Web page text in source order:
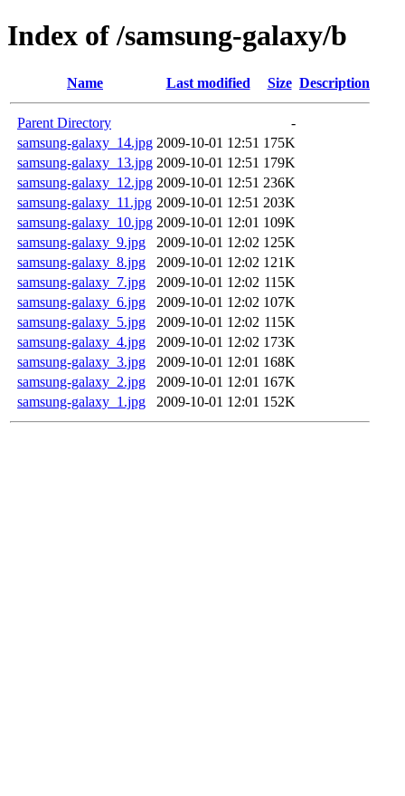
Index of /samsung-galaxy/b
Name Last modified Size Description
Parent Directory
-
samsung-galaxy_14.jpg 2009-10-01 12:51 175K
samsung-galaxy_13.jpg 2009-10-01 12:51 179K
samsung-galaxy_12.jpg 2009-10-01 12:51 236K
samsung-galaxy_11.jpg 2009-10-01 12:51 203K
samsung-galaxy_10.jpg 2009-10-01 12:01 109K
samsung-galaxy_9.jpg
2009-10-01 12:02 125K
samsung-galaxy_8.jpg
2009-10-01 12:02 121K
samsung-galaxy_7.jpg
2009-10-01 12:02 115K
samsung-galaxy_6.jpg
2009-10-01 12:02 107K
samsung-galaxy_5.jpg
2009-10-01 12:02 115K
samsung-galaxy_4.jpg
2009-10-01 12:02 173K
samsung-galaxy_3.jpg
2009-10-01 12:01 168K
samsung-galaxy_2.jpg
2009-10-01 12:01 167K
samsung-galaxy_1.jpg
2009-10-01 12:01 152K